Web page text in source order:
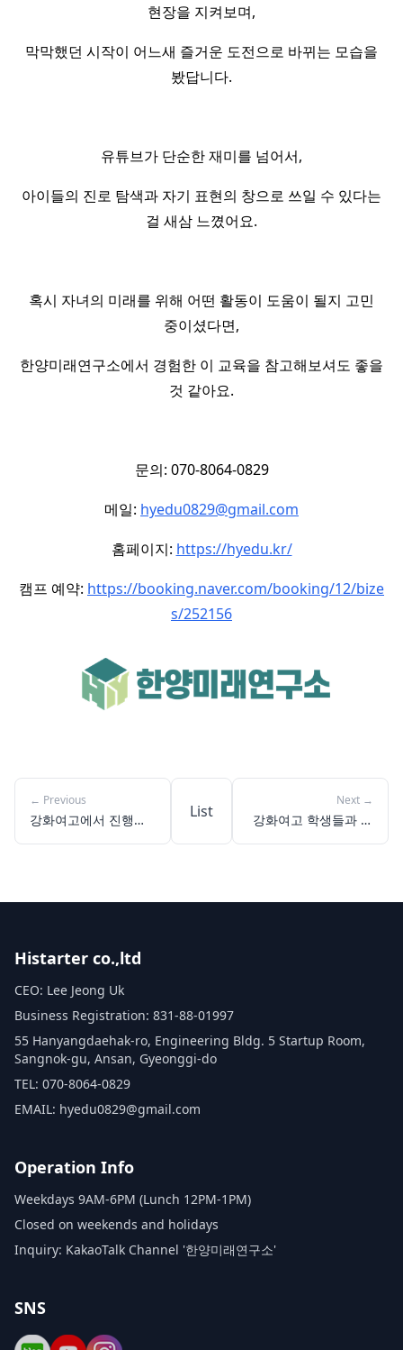
현장을 지켜보며,
막막했던 시작이 어느새 즐거운 도전으로 바뀌는 모습을
봤답니다.
유튜브가 단순한 재미를 넘어서,
아이들의 진로 탐색과 자기 표현의 창으로 쓰일 수 있다는
걸 새삼 느꼈어요.
혹시 자녀의 미래를 위해 어떤 활동이 도움이 될지 고민
중이셨다면,
한양미래연구소에서 경험한 이 교육을 참고해보셔도 좋을
것 같아요.
문의: 070-8064-0829
메일: hyedu0829@gmail.com
홈페이지: https://hyedu.kr/
캠프 예약: https://booking.naver.com/booking/12/bize
s/252156
← Previous
강화여고에서 진행된
List
Next →
강화여고 학생들과 함
Histarter co.,ltd
CEO: Lee Jeong Uk
Business Registration: 831-88-01997
55 Hanyangdaehak-ro, Engineering Bldg. 5 Startup Room,
Sangnok-gu, Ansan, Gyeonggi-do
TEL: 070-8064-0829
EMAIL: hyedu0829@gmail.com
Operation Info
Weekdays 9AM-6PM (Lunch 12PM-1PM)
Closed on weekends and holidays
Inquiry: KakaoTalk Channel '한양미래연구소'
SNS